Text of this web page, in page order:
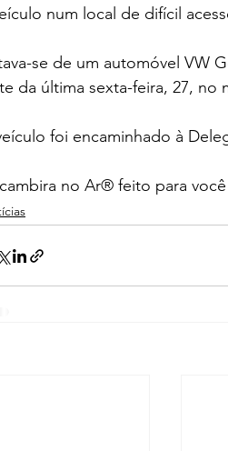
num local de difícil
se de um automóvel VW
da última sexta-feira, 27, no
foi encaminhado à
no Ar® feito para você